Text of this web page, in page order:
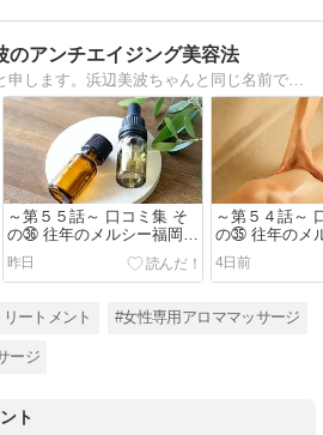
のアンチエイジング美容法
私は福岡市在住の美波と申します。浜辺美波ちゃんと同じ名前です。アンチエイジング＆美容に並々ならぬ興味があります。でもって女性のアンチエイジング効果についていろいろ探っていきたいと思います。
～第５５話～ 口コミ集 そ
の㊱ 往年のメルシー福岡さ
んHPより
昨日
～第５４話～
の㉟ 往年のメ
んHPより
4日前
ートメント #女性専用アロママッサージ
ージ
ト